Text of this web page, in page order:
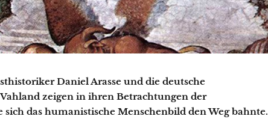
Daniel Arasse und die deutsche
zeigen in ihren Betrachtungen der
sich das humanistische Menschenbild den Weg bahnte.